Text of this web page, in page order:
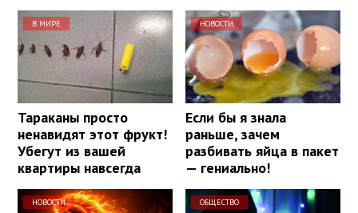
В МИРЕ
Тараканы просто
ненавидят этот фрукт!
Убегут из вашей
квартиры навсегда
НОВОСТИ
Если бы я знала
раньше, зачем
разбивать яйца в пакет
— гениально!
НОВОСТИ ОБЩЕСТВО